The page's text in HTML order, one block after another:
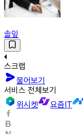
솔잎
스크랩
물어보기
서비스 전체보기
위시켓
요즘IT